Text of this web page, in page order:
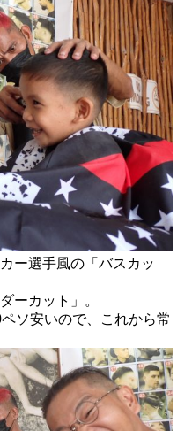
ー選手風の「バスカッ
ーカット」。
ソ安いので、これから常